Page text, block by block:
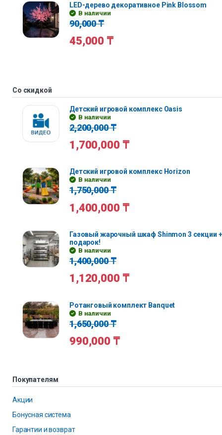
LED-дерево декоративное Pink Blossom
В наличии
90,000₸
45,000 ₸
Со скидкой
Детский игровой комплекс Oasis
В наличии
2,200,000₸
1,700,000 ₸
Детский игровой комплекс Horizon
В наличии
1,750,000₸
1,400,000 ₸
Газовый жарочный шкаф Shinmon 3 секции
подарок!
В наличии
1,400,000₸
1,120,000 ₸
Ротанговый комплект Banquet
В наличии
1,650,000₸
990,000 ₸
Покупателям
Акции
Бонусная система
Гарантии и возврат